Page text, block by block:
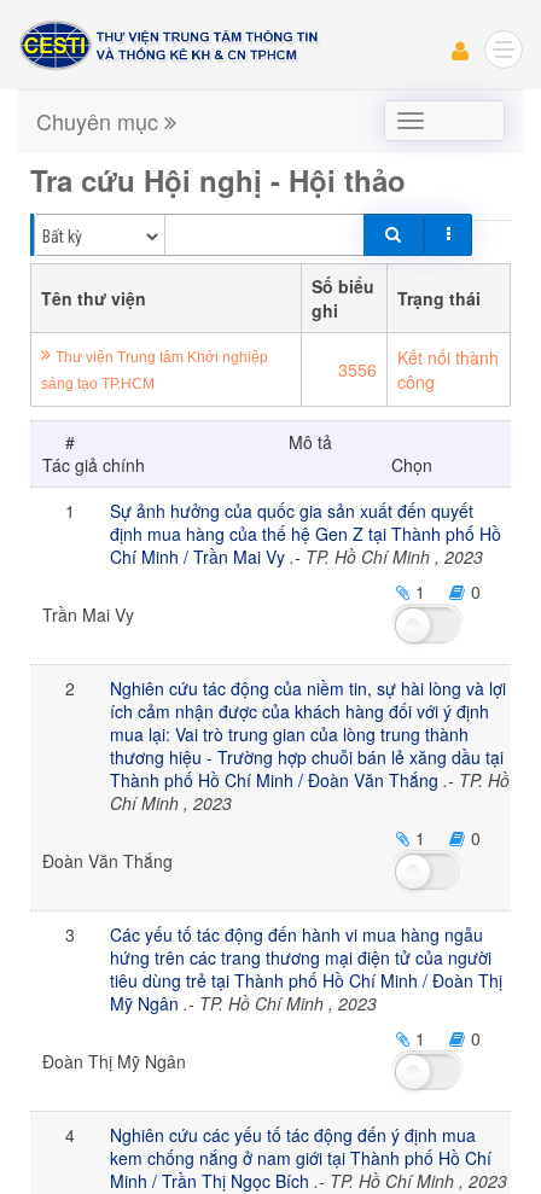
mục
Chuyên mục
Tra cứu Hội nghị - Hội thảo
Tên thư viện
Số biểu
ghi
Trạng thái
Thư viện Trung tâm Khởi nghiệp
sáng tạo TP.HCM
3556
Kết nối thành
công
#
Mô tả
Tác giả chính
Chọn
1
Sự ảnh hưởng của quốc gia sản xuất đến quyết
định mua hàng của thế hệ Gen Z tại Thành phố Hồ
Chí Minh / Trần Mai Vy.- TP. Hồ Chí Minh , 2023
1
0
Trần Mai Vy
2
Nghiên cứu tác động của niềm tin, sự hài lòng và lợi
ích cảm nhận được của khách hàng đối với ý định
mua lại: Vai trò trung gian của lòng trung thành
thương hiệu - Trường hợp chuỗi bán lẻ xăng dầu tại
Thành phố Hồ Chí Minh / Đoàn Văn Thắng.- TP. Hồ
Chí Minh , 2023
1
0
Đoàn Văn Thắng
3
Các yếu tố tác động đến hành vi mua hàng ngẫu
hứng trên các trang thương mại điện tử của người
tiêu dùng trẻ tại Thành phố Hồ Chí Minh / Đoàn Thị
Mỹ Ngân.- TP. Hồ Chí Minh , 2023
1
0
Đoàn Thị Mỹ Ngân
4
Nghiên cứu các yếu tố tác động đến ý định mua
kem chống nắng ở nam giới tại Thành phố Hồ Chí
Minh / Trần Thị Ngọc Bích.- TP. Hồ Chí Minh , 2023